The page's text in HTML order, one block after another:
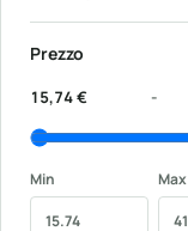
Prezzo
15,74 € -
Min Max